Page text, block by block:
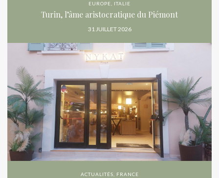
EUROPE ITALIE
Turin, l’âme aristocratique du Piémont
31 JUILLET 2026
ACTUALITÉS FRANCE